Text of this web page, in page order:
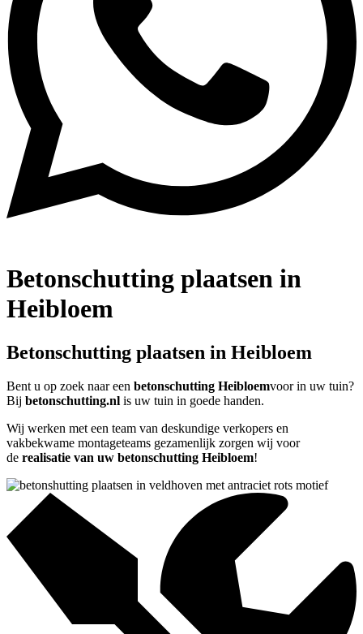
Betonschutting plaatsen in
Heibloem
Betonschutting plaatsen in Heibloem
Bent u op zoek naar een betonschutting Heibloemvoor in uw tuin?
Bij betonschutting.nl is uw tuin in goede handen.
Wij werken met een team van deskundige verkopers en
vakbekwame montageteams gezamenlijk zorgen wij voor
de realisatie van uw betonschutting Heibloem!